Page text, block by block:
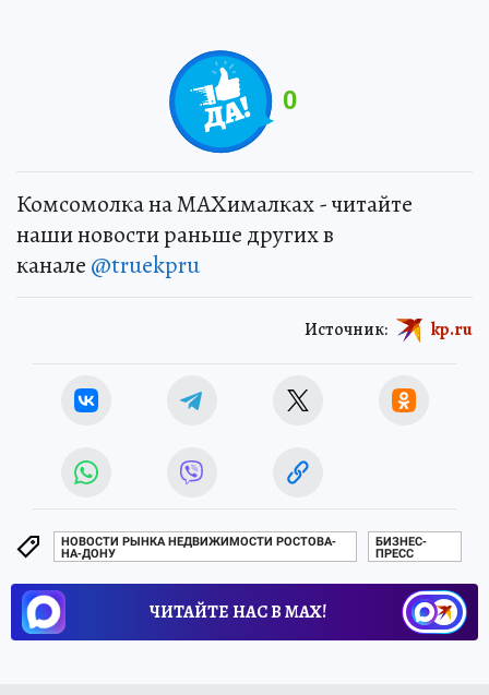
0
Комсомолка на MAXималках - читайте
наши новости раньше других в
канале @truekpru
Источник: kp.ru
НОВОСТИ РЫНКА НЕДВИЖИМОСТИ РОСТОВА-
НА-ДОНУ
БИЗНЕС-
ПРЕСС
ЧИТАЙТЕ НАС В МАХ!